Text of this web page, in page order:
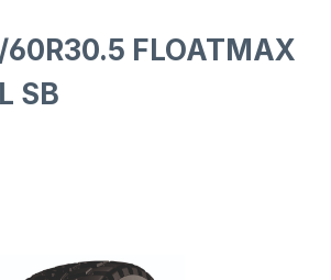
FLOATMAX
SB